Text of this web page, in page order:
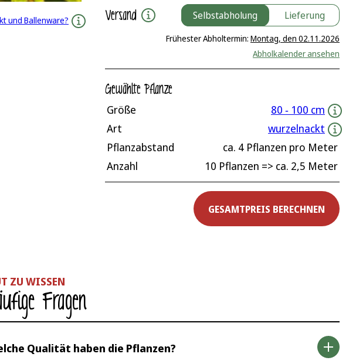
und Ballenware? Versand Selbstabholung Lieferung
Frühester Abholtermin: Montag, den 02.11.2026
Abholkalender ansehen
Gewählte Pflanze
Größe
80 ‐ 100 cm
Art
wurzelnackt
Pflanzabstand
ca. 4 Pflanzen pro Meter
Anzahl
10 Pflanzen => ca. 2,5 Meter
GESAMTPREIS BERECHNEN
ZU WISSEN
Fragen
Qualität haben die Pflanzen?